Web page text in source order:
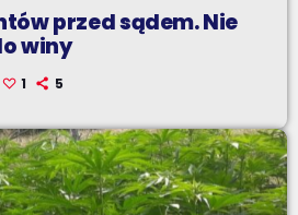
przed sądem. Nie
winy
1 5